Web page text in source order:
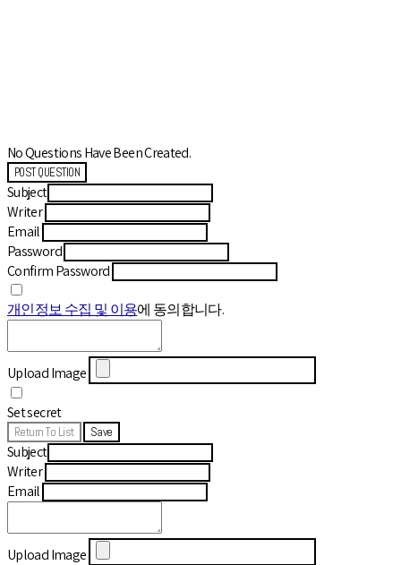
No Questions Have Been Created.
POST QUESTION
Subject
Writer
Email
Password
Confirm Password
개인정보 수집 및 이용에 동의합니다.
Upload Image
Set secret
Return To List Save
Subject
Writer
Email
Upload Image